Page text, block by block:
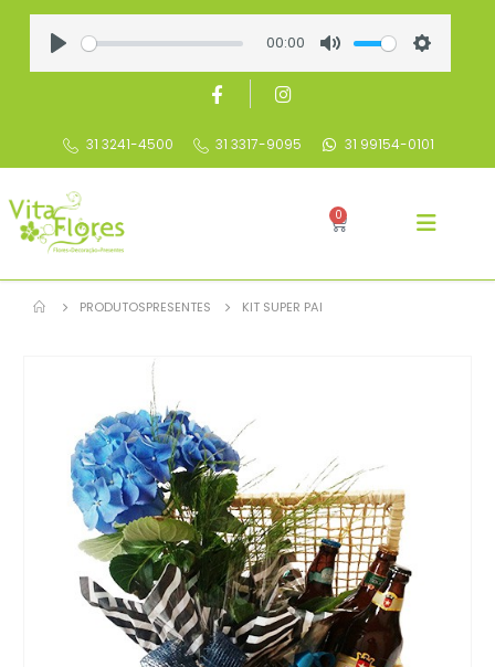
00:00
31 3241-4500 31 3317-9095 31 99154-0101
0
PRODUTOSPRESENTES KIT SUPER PAI